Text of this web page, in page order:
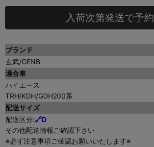
入荷次第発送で予約
ブランド
玄武/GENB
適合車
ハイエース
TRH/KDH/GDH200系
配送サイズ
配送区分:🔗D
その他配送情報ご確認下さい
※必ず注意事項ご確認お願いいたします※